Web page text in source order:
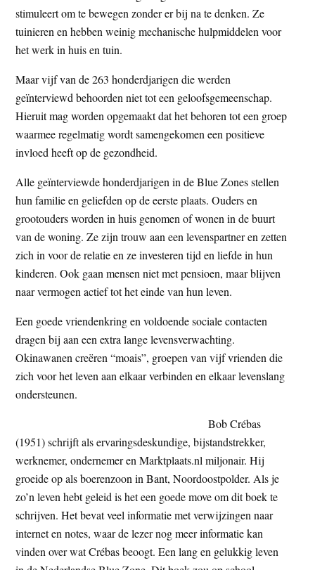
stimuleert om te bewegen zonder er bij na te denken. Ze
tuinieren en hebben weinig mechanische hulpmiddelen voor
het werk in huis en tuin.
Maar vijf van de 263 honderdjarigen die werden
geïnterviewd behoorden niet tot een geloofsgemeenschap.
Hieruit mag worden opgemaakt dat het behoren tot een groep
waarmee regelmatig wordt samengekomen een positieve
invloed heeft op de gezondheid.
Alle geïnterviewde honderdjarigen in de Blue Zones stellen
hun familie en geliefden op de eerste plaats. Ouders en
grootouders worden in huis genomen of wonen in de buurt
van de woning. Ze zijn trouw aan een levenspartner en zetten
zich in voor de relatie en ze investeren tijd en liefde in hun
kinderen. Ook gaan mensen niet met pensioen, maar blijven
naar vermogen actief tot het einde van hun leven.
Een goede vriendenkring en voldoende sociale contacten
dragen bij aan een extra lange levensverwachting.
Okinawanen creëren “moais”, groepen van vijf vrienden die
zich voor het leven aan elkaar verbinden en elkaar levenslang
ondersteunen.
Bob Crébas
(1951) schrijft als ervaringsdeskundige, bijstandstrekker,
werknemer, ondernemer en Marktplaats.nl miljonair. Hij
groeide op als boerenzoon in Bant, Noordoostpolder. Als je
zo’n leven hebt geleid is het een goede move om dit boek te
schrijven. Het bevat veel informatie met verwijzingen naar
internet en notes, waar de lezer nog meer informatie kan
vinden over wat Crébas beoogt. Een lang en gelukkig leven